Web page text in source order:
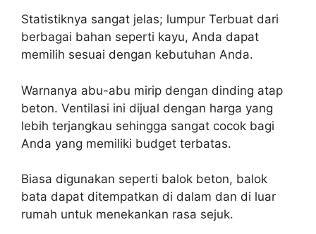
Statistiknya sangat jelas; lumpur Terbuat dari
berbagai bahan seperti kayu, Anda dapat
memilih sesuai dengan kebutuhan Anda.
Warnanya abu-abu mirip dengan dinding atap
beton. Ventilasi ini dijual dengan harga yang
lebih terjangkau sehingga sangat cocok bagi
Anda yang memiliki budget terbatas.
Biasa digunakan seperti balok beton, balok
bata dapat ditempatkan di dalam dan di luar
rumah untuk menekankan rasa sejuk.